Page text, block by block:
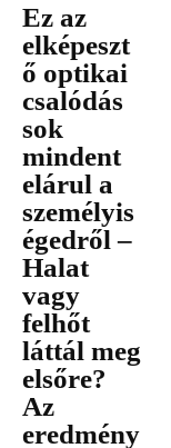
Ez az
elképeszt
ő optikai
csalódás
sok
mindent
elárul a
személyis
égedről –
Halat
vagy
felhőt
láttál meg
elsőre?
Az
eredmény